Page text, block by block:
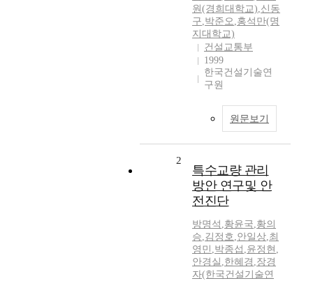
원(경희대학교),신동
구,박준오,홍석만(명
지대학교)
건설교통부
1999
한국건설기술연
구원
원문보기
2
특수교량 관리
방안 연구및 안
전진단
방명석 ,황윤국,황의
승,김정호,안일상,최
영민 ,박종섭 ,윤정현 ,
안경실 ,한혜경 ,장경
자(한국건설기술연